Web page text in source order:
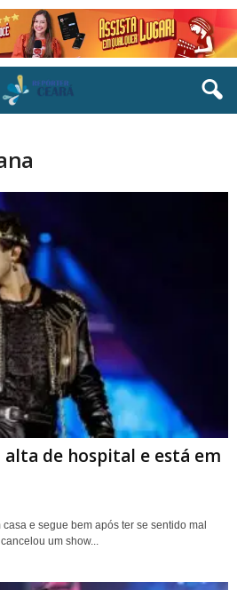
de hospital e está em
e segue bem após ter se sentido mal
um show...